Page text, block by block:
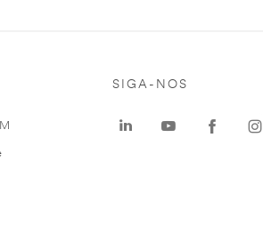
SIGA-NOS